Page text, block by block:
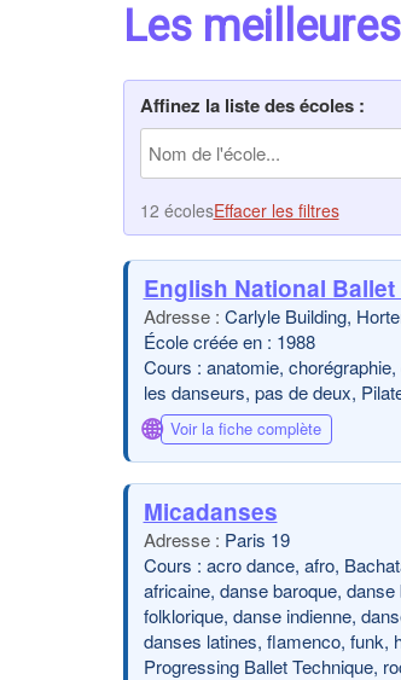
Les
Affinez la liste des écoles :
12 écolesEffacer les filtres
English National
Carlyle Building,
École créée en : 1988
Cours : anatomie,
les danseurs, pas de deux,
🌐 Voir la fiche complète
Micadanses
Paris 19
Cours : acro dance, afro,
africaine, danse baroque,
folklorique, danse indienne,
danses latines, flamenco, funk,
Progressing Ballet Technique,